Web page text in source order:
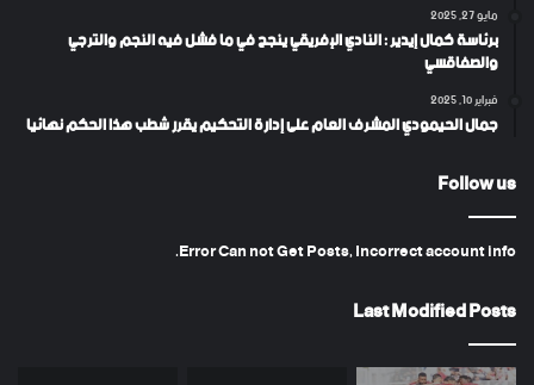
مايو 27, 2025
برئاسة كمال إيدير : النادي الإفريقي ينجح في ما فشل فيه النجم والترجي
والصفاقسي
فبراير 10, 2025
جمال الحيمودي المشرف العام على إدارة التحكيم يقرر شطب هذا الحكم نهائيا
Follow us
Error Can not Get Posts, Incorrect account info.
Last Modified Posts